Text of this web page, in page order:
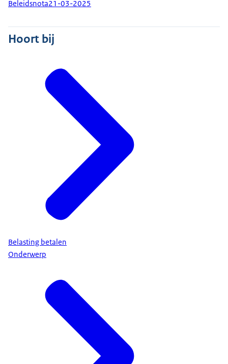
Beleidsnota21-03-2025
Hoort bij
Belasting betalen
Onderwerp